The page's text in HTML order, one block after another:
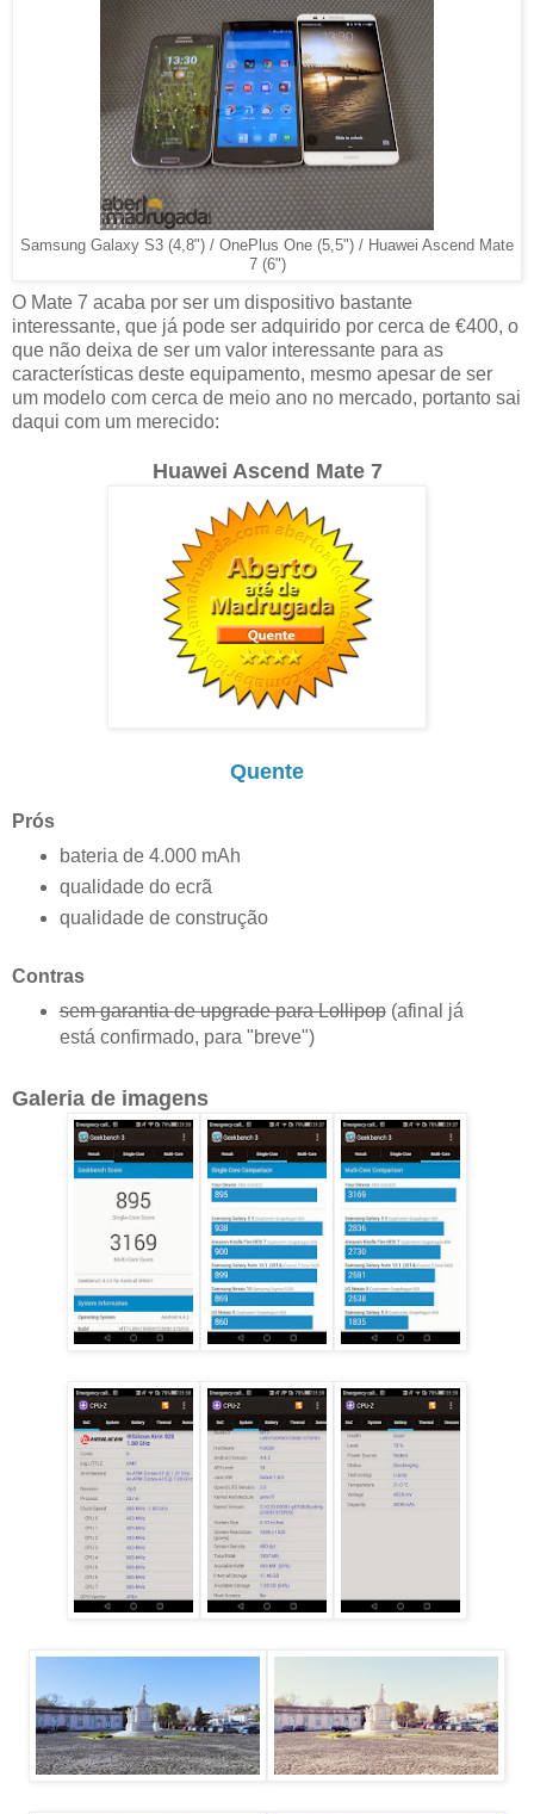
Samsung Galaxy S3 (4,8") / OnePlus One (5,5") / Huawei Ascend Mate
7 (6")
O Mate 7 acaba por ser um dispositivo bastante
interessante, que já pode ser adquirido por cerca de €400, o
que não deixa de ser um valor interessante para as
características deste equipamento, mesmo apesar de ser
um modelo com cerca de meio ano no mercado, portanto sai
daqui com um merecido:
Huawei Ascend Mate 7
Quente
Prós
bateria de 4.000 mAh
qualidade do ecrã
qualidade de construção
Contras
sem garantia de upgrade para Lollipop(afinal já
está confirmado, para "breve")
Galeria de imagens